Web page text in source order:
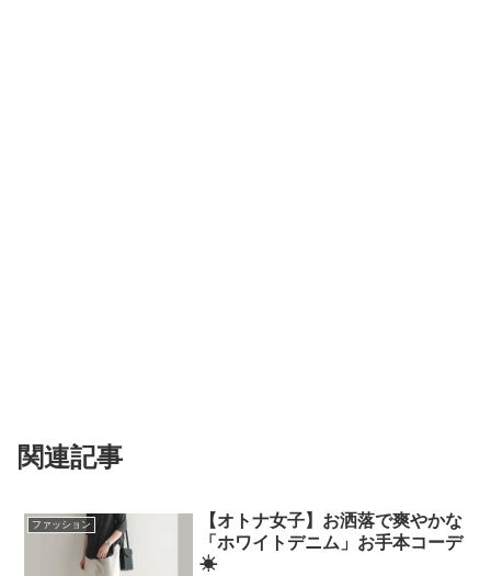
関連記事
ファッション
【オトナ女子】お洒落で爽やかな
「ホワイトデニム」お手本コーデ
☀